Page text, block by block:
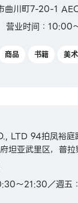
曲川町7-20-1
营业时间：10:00
商品 书籍 美
LTD 94拍凤裕
坦亚武里区，普
～21:30／週